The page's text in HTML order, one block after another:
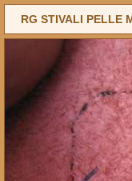
RG STIVALI PELLE